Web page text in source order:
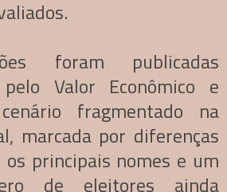
foram publicadas
Valor Econômico e
fragmentado na
marcada por diferenças
principais nomes e um
de eleitores ainda